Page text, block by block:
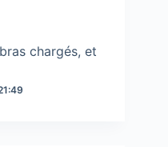
chargés, et